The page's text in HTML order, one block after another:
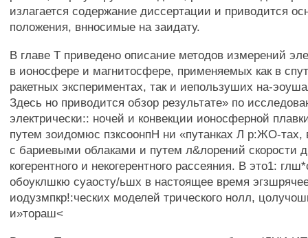
излагается содержание диссертации и приводится
положения, внносимые на заидату.
В главе Т приведено описание методов измерений
в ионосфере и магнитосфере, применяемых как в
ракетных экспериментах, так и иепользуших на-
Здесь но приводится обзор результате» по
электрически:: ночей и конвекции ионосферной
путем зоидомюс пзксоонпН ни «путанках Л р:ЖО-тах,
с бариевыми облаками и путем л&лорений скорости
когерентного и некогерентного рассеяния. В это1:
обоуклшкю суаосту/ьшх в настоящее время
иодузмпкр!:ческих моделей трического нолл,
и»тораш<